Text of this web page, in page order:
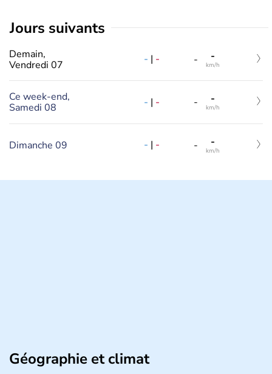
jours suivants
Demain,
Vendredi 07
- | - - -
km/h
Ce week-end,
Samedi 08
- | - - -
km/h
Dimanche 09 - | - - -
km/h
Géographie et climat